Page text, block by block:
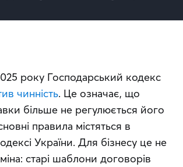
року Господарський кодекс
чинність. Це означає, що
більше не регулюється його
правила містяться в
України. Для бізнесу це не
старі шаблони договорів